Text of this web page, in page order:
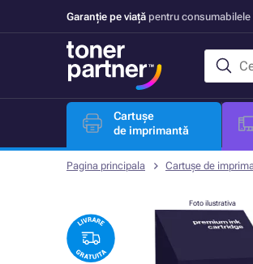
Garanție pe viață pentru
Cartușe
de imprimantă
Pagina principala Cartușe de
Foto ilustrativa